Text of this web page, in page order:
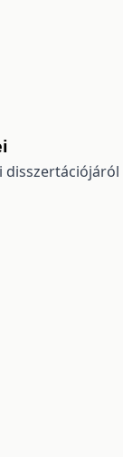
disszertációjáról